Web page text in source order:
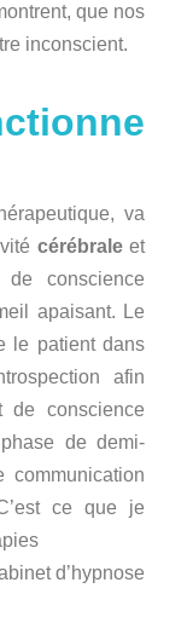
que nos
inconscient.
va
cérébraleet
conscience
apaisant. Le
le patient dans
afin
de conscience
de demi-
communication
ce que je
d’hypnose